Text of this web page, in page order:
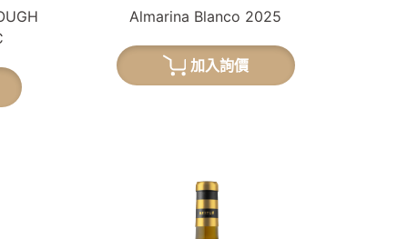
Almarina Blanco 2025
加入詢價